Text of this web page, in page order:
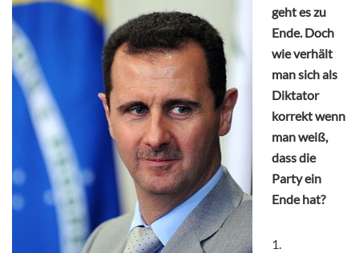
geht es zu
Ende. Doch
wie verhält
man sich als
Diktator
korrekt wenn
man weiß,
dass die
Party ein
Ende hat?
1.